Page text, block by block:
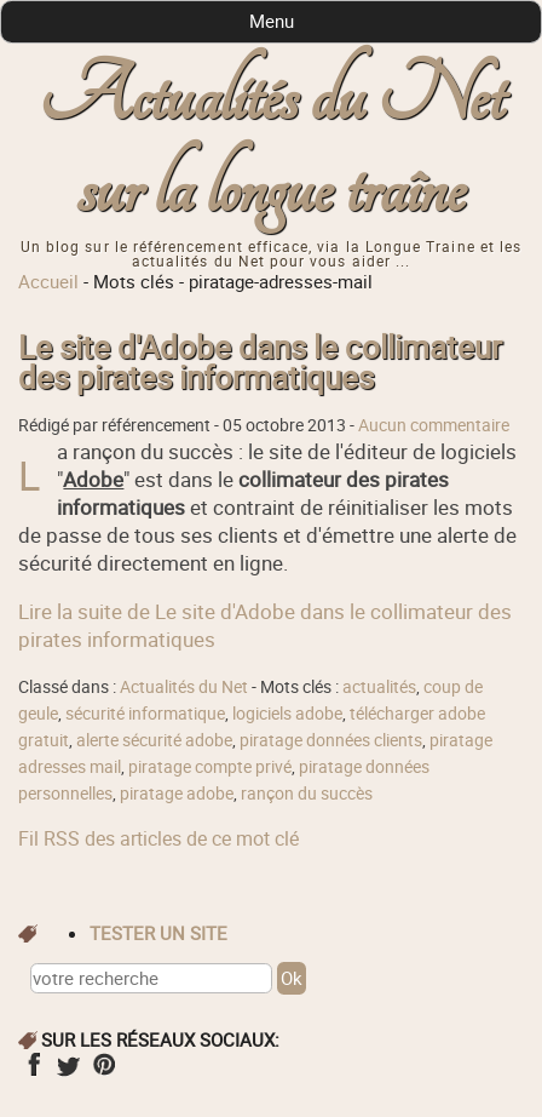
Actualités du Net
sur la longue traîne
Un blog sur le référencement efficace, via la Longue Traine et les
actualités du Net pour vous aider ...
Menu
Accueil - Mots clés - piratage-adresses-mail
Le site d'Adobe dans le collimateur
des pirates informatiques
Rédigé par référencement -05 octobre 2013 -Aucun commentaire
L
a rançon du succès : le site de l'éditeur de logiciels
"Adobe" est dans lecollimateur des pirates
informatiqueset contraint de réinitialiser les mots
de passe de tous ses clients et d'émettre une alerte de
sécurité directement en ligne.
Lire la suite de Le site d'Adobe dans le collimateur des
pirates informatiques
Classé dans :Actualités du Net - Mots clés : actualités,coup de
geule, sécurité informatique, logiciels adobe,télécharger adobe
gratuit, alerte sécurité adobe, piratage données clients, piratage
adresses mail , piratage compte privé, piratage données
personnelles, piratage adobe, rançon du succès
Fil RSS des articles de ce mot clé
TESTER UN SITE
SUR LES RÉSEAUX SOCIAUX: